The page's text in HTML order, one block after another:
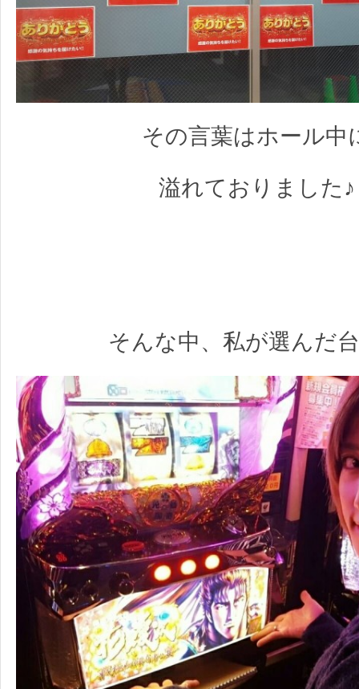
その言葉はホール中
溢れておりました♪
そんな中、私が選んだ